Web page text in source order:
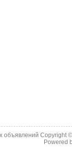
объявлений Copyright
Powered